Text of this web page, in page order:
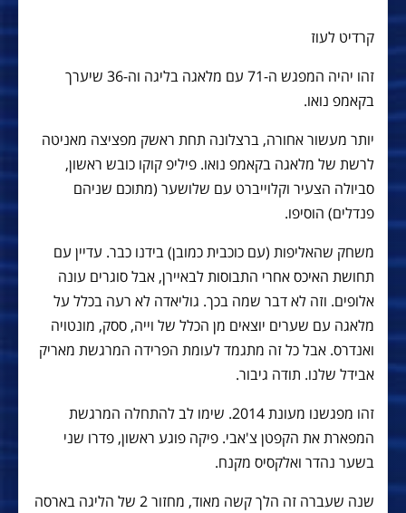
קרדיט לעוז
זהו יהיה המפגש ה-71 עם מלאגה בליגה וה-36 שיערך
בקאמפ נואו.
יותר מעשור אחורה, ברצלונה תחת ראשק מפציצה מאניטה
לרשת של מלאגה בקאמפ נואו. פיליפ קוקו כובש ראשון,
סביולה הצעיר וקלוייברט עם שלושער (מתוכם שניהם
פנדלים) הוסיפו.
משחק שהאליפות (עם כוכבית כמובן) בידנו כבר. עדיין עם
תחושת האיכס אחרי התבוסות לבאיירן, אבל סוגרים עונה
אלופים. וזה לא דבר שמה בכך. גוליאדה לא רעה בכלל על
מלאגה עם שערים יוצאים מן הכלל של וייה, ססק, מונטויה
ואנדרס. אבל כל זה מתגמד לעומת הפרידה המרגשת מאריק
אבידל שלנו. תודה גיבור.
זהו מפגשנו מעונת 2014. שימו לב להתחלה המרגשת
המפארת את הקפטן צ'אבי. פיקה פוגע ראשון, פדרו שני
בשער נהדר ואלקסיס מקנח.
שנה שעברה זה הלך קשה מאוד, מחזור 2 של הליגה בארסה